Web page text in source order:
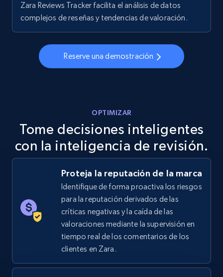
URL, Final price, Sku, Currency, Gtin,
Specifications, Image urls, Top reviews, and
more.
5.6K+ 875+ Comenzar ahora
using sku numbers
URL, Final price, Sku, Currency, Gtin,
Specifications, Image urls, Top reviews, and
875+ Comenzar ahora
URL, Title, Available, Description, Currency, Initial
Zara Reviews Tracker facilita el análisis de datos
complejos de reseñas y tendencias de valoración.
Reserve una demostración
OPTIMIZAR
Tome decisiones inteligentes
con la inteligencia de revisión.
Proteja la reputación de la marca
Identifique de forma proactiva los riesgos
para la reputación derivados de las
críticas negativas y la caída de las
valoraciones mediante la supervisión en
tiempo real de los comentarios de los
clientes en Zara.